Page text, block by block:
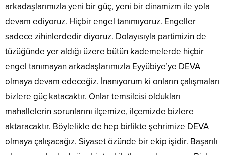
arkadaşlarımızla yeni bir güç, yeni bir dinamizm ile yola
devam ediyoruz. Hiçbir engel tanımıyoruz. Engeller
sadece zihinlerdedir diyoruz. Dolayısıyla partimizin de
tüzüğünde yer aldığı üzere bütün kademelerde hiçbir
engel tanımayan arkadaşlarımızla Eyyübiye’ye DEVA
olmaya devam edeceğiz. İnanıyorum ki onların çalışmaları
bizlere güç katacaktır. Onlar temsilcisi oldukları
mahallelerin sorunlarını ilçemize, ilçemizde bizlere
aktaracaktır. Böylelikle de hep birlikte şehrimize DEVA
olmaya çalışacağız. Siyaset özünde bir ekip işidir. Başarılı